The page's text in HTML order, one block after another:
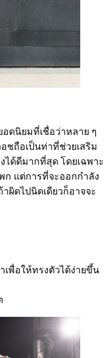
ดนิยมที่เชื่อว่าหลาย ๆ
ชถือเป็นท่าที่ช่วยเสริม
ได้ดีมากที่สุด โดยเฉพาะ
ก แต่การที่จะออกกำลัง
ผิดไปนิดเดียวก็อาจจะ
พื่อให้ทรงตัวได้ง่ายขึ้น